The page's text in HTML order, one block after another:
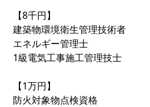
【8千円】
建築物環境衛生管理技術者
エネルギー管理士
1級電気工事施工管理技士
【1万円】
防火対象物点検資格